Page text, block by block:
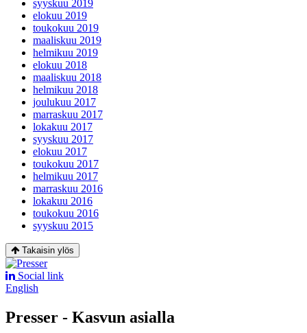
syyskuu 2019
elokuu 2019
toukokuu 2019
maaliskuu 2019
helmikuu 2019
elokuu 2018
maaliskuu 2018
helmikuu 2018
joulukuu 2017
marraskuu 2017
lokakuu 2017
syyskuu 2017
elokuu 2017
toukokuu 2017
helmikuu 2017
marraskuu 2016
lokakuu 2016
toukokuu 2016
syyskuu 2015
Takaisin ylös
Social link
English
Presser - Kasvun asialla